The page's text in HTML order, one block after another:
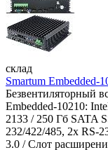
склад
Smartum Embedded-
Безвентиляторный
Embedded-10210:
2133 / 250 Гб SATA
232/422/485, 2x RS-
3.0 / Слот